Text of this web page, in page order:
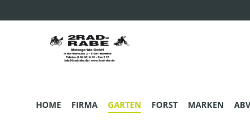
HOME FIRMA GARTEN FORST MARKEN